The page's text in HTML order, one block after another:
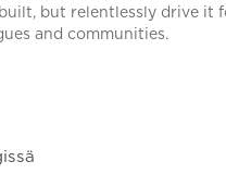
but relentlessly drive it
and communities.